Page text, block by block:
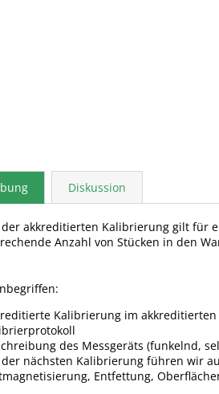
Diskussion
der akkreditierten Kalibrierung gilt für
Anzahl von Stücken in den
Kalibrierung im
des Messgeräts (funkelnd,
der nächsten Kalibrierung führen wir
Entfettung,